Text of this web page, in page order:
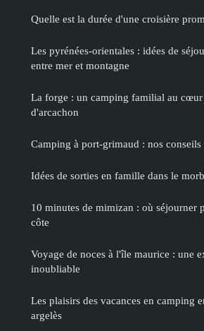
Quelle est la durée d'une croisière
Les pyrénées-orientales : idées de
entre mer et montagne
La forge : un camping familial au cœur
d'arcachon
Camping à port-grimaud : nos
Idées de sorties en famille dans le
10 minutes de mimizan : où séjourner
côte
Voyage de noces à l'île maurice : une
inoubliable
Les plaisirs des vacances en camping
argelès